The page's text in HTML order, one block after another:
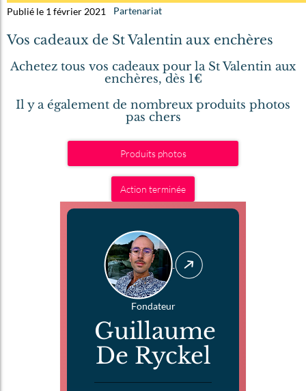
Publié le 1 février 2021 Partenariat
Vos cadeaux de St Valentin aux enchères
Achetez tous vos cadeaux pour la St Valentin aux
enchères, dès 1€
Il y a également de nombreux produits photos
pas chers
Produits photos
Action terminée
Fondateur
Guillaume
De Ryckel